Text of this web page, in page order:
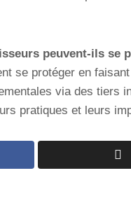
peuvent-ils se
se protéger en
via des tiers
pratiques et leurs